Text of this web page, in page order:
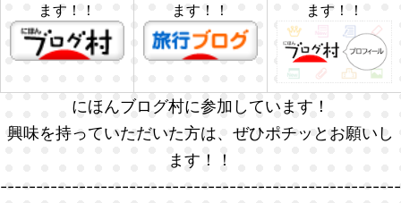
ます！！
ます！！
ます！！
にほんブログ村に参加しています！
興味を持っていただいた方は、ぜひポチッとお願いし
ます！！
--------------------------------------------------------